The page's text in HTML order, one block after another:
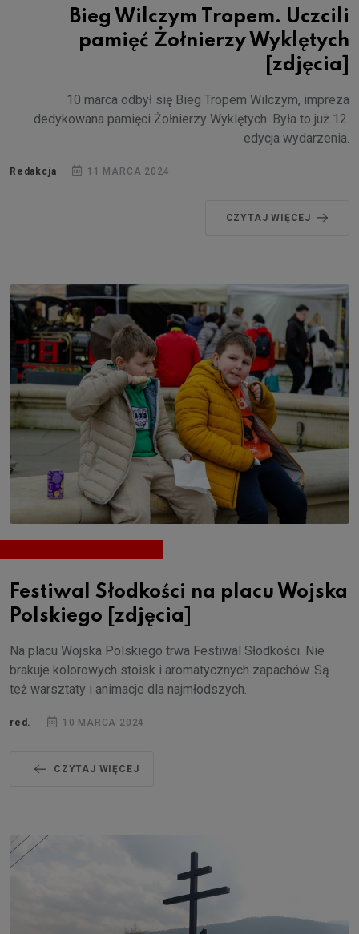
Bieg Wilczym Tropem. Uczcili
pamięć Żołnierzy Wyklętych
[zdjęcia]
10 marca odbył się Bieg Tropem Wilczym, impreza
dedykowana pamięci Żołnierzy Wyklętych. Była to już 12.
edycja wydarzenia.
Redakcja 11 MARCA 2024
CZYTAJ WIĘCEJ
Festiwal Słodkości na placu Wojska
Polskiego [zdjęcia]
Na placu Wojska Polskiego trwa Festiwal Słodkości. Nie
brakuje kolorowych stoisk i aromatycznych zapachów. Są
też warsztaty i animacje dla najmłodszych.
red. 10 MARCA 2024
CZYTAJ WIĘCEJ